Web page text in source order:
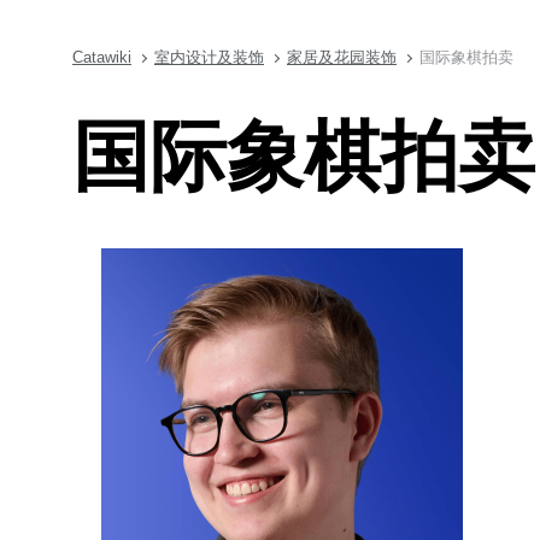
Catawiki 室内设计及装饰 家居及花园装饰 国际象棋拍卖
国际象棋拍卖